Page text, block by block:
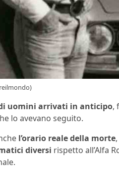
uomini arrivati in anticipo,
lo avevano seguito.
l’orario reale della morte
diversi rispetto all’Alfa